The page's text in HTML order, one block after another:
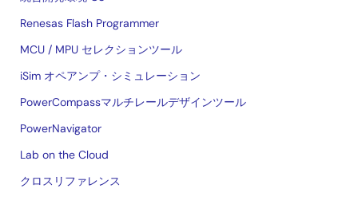
Renesas Flash Programmer
MCU / MPU セレクションツール
iSim オペアンプ・シミュレーション
PowerCompassマルチレールデザインツール
PowerNavigator
Lab on the Cloud
クロスリファレンス